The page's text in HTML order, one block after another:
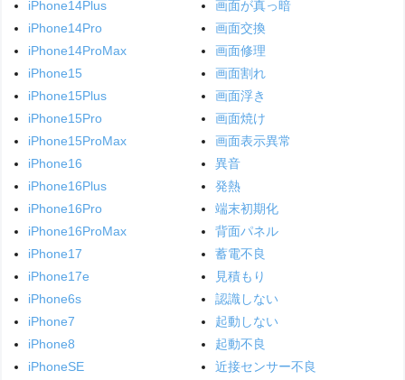
iPhone14Plus
iPhone14Pro
iPhone14ProMax
iPhone15
iPhone15Plus
iPhone15Pro
iPhone15ProMax
iPhone16
iPhone16Plus
iPhone16Pro
iPhone16ProMax
iPhone17
iPhone17e
iPhone6s
iPhone7
iPhone8
iPhoneSE
画面が真っ暗
画面交換
画面修理
画面割れ
画面浮き
画面焼け
画面表示異常
異音
発熱
端末初期化
背面パネル
蓄電不良
見積もり
認識しない
起動しない
起動不良
近接センサー不良